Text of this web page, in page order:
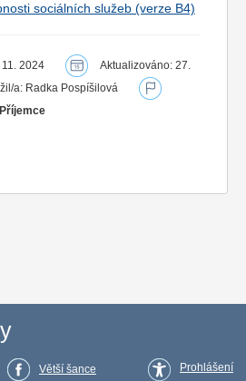
sociálních služeb (verze B4)
2024
Aktualizováno: 27.
a: Radka Pospíšilová
Větší šance
Prohlášení